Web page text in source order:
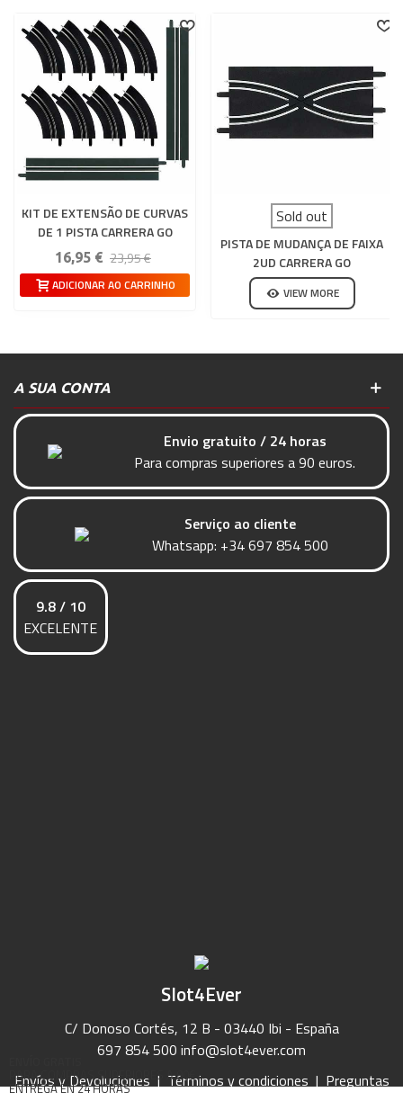
PARA COMPRAS SUPERIORES A 90€
ENTREGA EN 24 HORAS
KIT DE EXTENSÃO DE CURVAS
DE 1 PISTA CARRERA GO
16,95 € 23,95 €
ADICIONAR AO CARRINHO
Sold out
PISTA DE MUDANÇA DE FAIXA
2UD CARRERA GO
VIEW MORE
A SUA CONTA
Envio gratuito / 24 horas
Para compras superiores a 90 euros.
Serviço ao cliente
Whatsapp: +34 697 854 500
9.8 / 10
EXCELENTE
Slot4Ever
C/ Donoso Cortés, 12 B - 03440 Ibi - España
697 854 500 info@slot4ever.com
Envíos y Devoluciones | Términos y condiciones | Preguntas